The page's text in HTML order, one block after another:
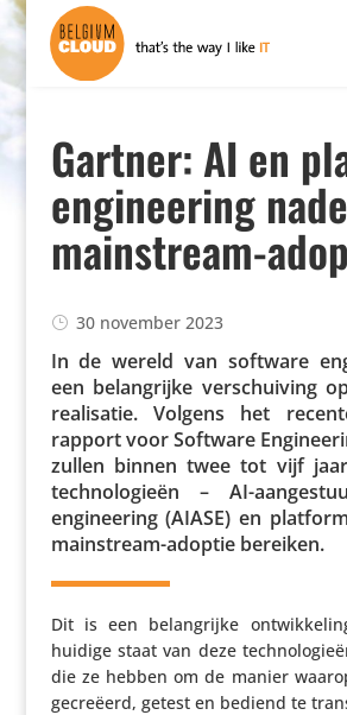
Gartner: AI en
engineering
mainstream-
30 november 2023
In de wereld van software
een belang­rijke verschui­ving
reali­satie. Volgens het
rapport voor Software
zullen binnen twee tot vijf
tech­no­lo­gieën – AI-
engi­nee­ring (AIASE) en
main­stream-adoptie bereiken.
Dit is een belang­rijke
huidige staat van deze
die ze hebben om de manier
gecreëerd, getest en bediend te